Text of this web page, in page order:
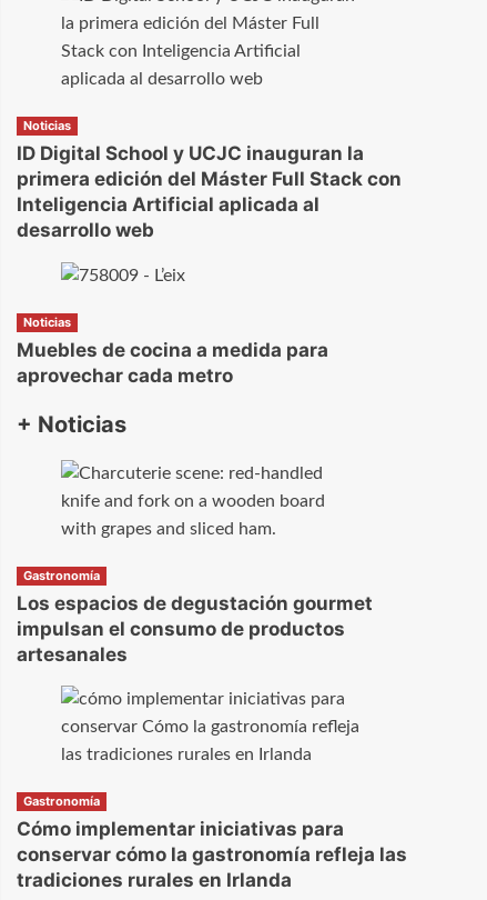
Noticias
ID Digital School y UCJC inauguran la
primera edición del Máster Full Stack con
Inteligencia Artificial aplicada al
desarrollo web
Noticias
Muebles de cocina a medida para
aprovechar cada metro
+ Noticias
Gastronomía
Los espacios de degustación gourmet
impulsan el consumo de productos
artesanales
Gastronomía
Cómo implementar iniciativas para
conservar cómo la gastronomía refleja las
tradiciones rurales en Irlanda